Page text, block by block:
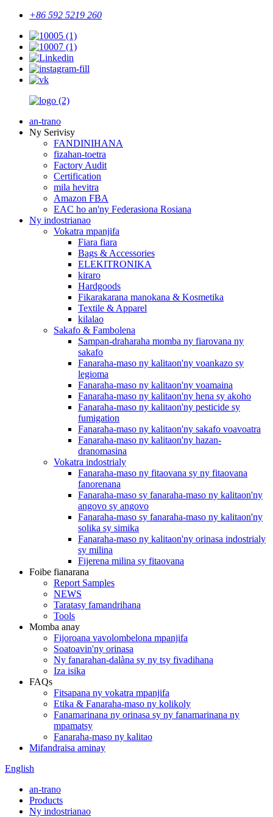
+86 592 5219 260
an-trano
Ny Serivisy
FANDINIHANA
fizahan-toetra
Factory Audit
Certification
mila hevitra
Amazon FBA
EAC ho an'ny Federasiona Rosiana
Ny indostrianao
Vokatra mpanjifa
Fiara fiara
Bags & Accessories
ELEKITRONIKA
kiraro
Hardgoods
Fikarakarana manokana & Kosmetika
Textile & Apparel
kilalao
Sakafo & Fambolena
Sampan-draharaha momba ny fiarovana ny
sakafo
Fanaraha-maso ny kalitaon'ny voankazo sy
legioma
Fanaraha-maso ny kalitaon'ny voamaina
Fanaraha-maso ny kalitaon'ny hena sy akoho
Fanaraha-maso ny kalitaon'ny pesticide sy
fumigation
Fanaraha-maso ny kalitaon'ny sakafo voavoatra
Fanaraha-maso ny kalitaon'ny hazan-
dranomasina
Vokatra indostrialy
Fanaraha-maso ny fitaovana sy ny fitaovana
fanorenana
Fanaraha-maso sy fanaraha-maso ny kalitaon'ny
angovo sy angovo
Fanaraha-maso sy fanaraha-maso ny kalitaon'ny
solika sy simika
Fanaraha-maso ny kalitaon'ny orinasa indostrialy
sy milina
Fijerena milina sy fitaovana
Foibe fianarana
Report Samples
NEWS
Taratasy famandrihana
Tools
Momba anay
Fijoroana vavolombelona mpanjifa
Soatoavin'ny orinasa
Ny fanarahan-dalàna sy ny tsy fivadihana
Iza isika
FAQs
Fitsapana ny vokatra mpanjifa
Etika & Fanaraha-maso ny kolikoly
Fanamarinana ny orinasa sy ny fanamarinana ny
mpamatsy
Fanaraha-maso ny kalitao
Mifandraisa aminay
English
an-trano
Products
Ny indostrianao